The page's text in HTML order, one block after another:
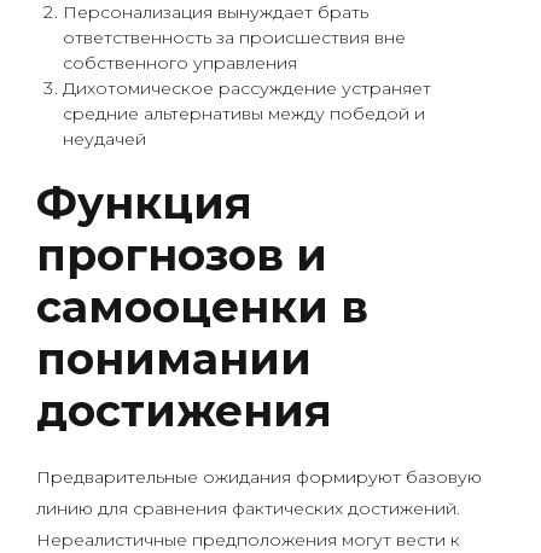
Персонализация вынуждает брать
ответственность за происшествия вне
собственного управления
Дихотомическое рассуждение устраняет
средние альтернативы между победой и
неудачей
Функция
прогнозов и
самооценки в
понимании
достижения
Предварительные ожидания формируют базовую
линию для сравнения фактических достижений.
Нереалистичные предположения могут вести к